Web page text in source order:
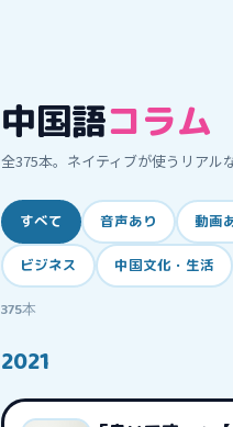
中国語コラム
全375本。ネイティブが使うリアル
すべて 音声あり 動画
ビジネス 中国文化・生活
375本
2021